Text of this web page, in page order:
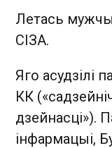
Летась
СІЗА.
Яго асудзілі
КК
дзейнасці»).
інфармацыі,